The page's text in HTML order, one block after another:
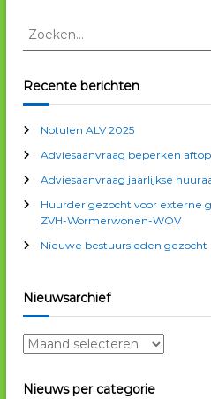
Z
k
e
n
a
a
:
Recente berichten
Notulen ALV 2025
Adviesaanvraag beperken
Adviesaanvraag jaarlijkse
Huurder gezocht voor externe
ZVH-Wormerwonen-WOV
Nieuwe bestuursleden gezocht
Nieuwsarchief
N
e
Nieuws per categorie